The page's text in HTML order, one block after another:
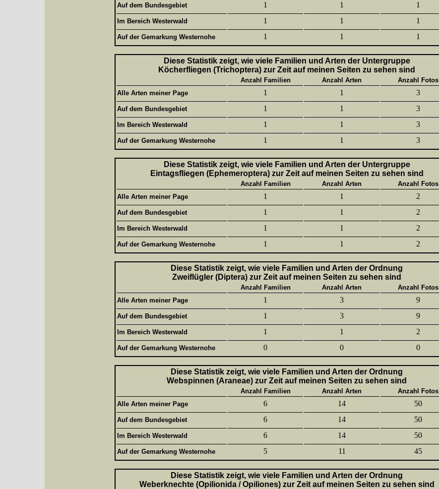
Auf dem Bundesgebiet 1 1 1
Im Bereich Westerwald 1 1 1
Auf der Gemarkung Westernohe 1 1 1
Diese Statistik zeigt, wie viele Familien und Arten der Untergruppe
Köcherfliegen (Trichoptera) zur Zeit auf meinen Seiten zu sehen sind
Anzahl Familien Anzahl Arten
Anzahl Fotos
Alle Arten meiner Page
1 1 3
Auf dem Bundesgebiet 1 1 3
Im Bereich Westerwald 1 1 3
Auf der Gemarkung Westernohe 1 1 3
Diese Statistik zeigt, wie viele Familien und Arten der Untergruppe
Eintagsfliegen (Ephemeroptera) zur Zeit auf meinen Seiten zu sehen sind
Anzahl Familien Anzahl Arten
Anzahl Fotos
Alle Arten meiner Page
1 1 2
Auf dem Bundesgebiet 1 1 2
Im Bereich Westerwald 1 1 2
Auf der Gemarkung Westernohe 1 1 2
Diese Statistik zeigt, wie viele Familien und Arten der Ordnung
Zweiflügler (Diptera) zur Zeit auf meinen Seiten zu sehen sind
Anzahl Familien Anzahl Arten
Anzahl Fotos
Alle Arten meiner Page
1 3 9
Auf dem Bundesgebiet 1 3 9
Im Bereich Westerwald 1 1 2
Auf der Gemarkung Westernohe 0 0 0
Diese Statistik zeigt, wie viele Familien und Arten der Ordnung
Webspinnen (Araneae) zur Zeit auf meinen Seiten zu sehen sind
Anzahl Familien Anzahl Arten
Anzahl Fotos
Alle Arten meiner Page
6 14 50
Auf dem Bundesgebiet 6 14 50
Im Bereich Westerwald 6 14 50
Auf der Gemarkung Westernohe 5 11 45
Diese Statistik zeigt, wie viele Familien und Arten der Ordnung
Weberknechte (Opilionida / Opiliones) zur Zeit auf meinen Seiten zu sehen sind